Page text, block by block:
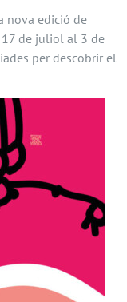
nova edició de
17 de juliol al 3 de
per descobrir el